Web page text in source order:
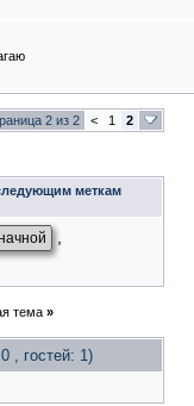
2 из 2 < 1 2
меткам
тема »
, гостей: 1)